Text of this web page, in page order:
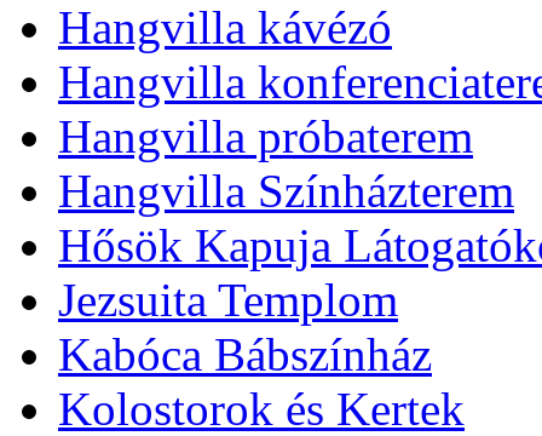
Hangvilla kávézó
Hangvilla
Hangvilla próbaterem
Hangvilla Színházterem
Hősök Kapuja
Jezsuita Templom
Kabóca Bábszínház
Kolostorok és Kertek